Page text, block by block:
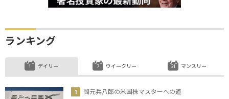
ランキング
デイリー
岡元兵八郎の米国株マスターへの道
ウイークリー マンスリー